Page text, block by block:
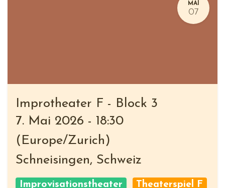
MAI
07
Improtheater F - Block 3
7. Mai 2026 - 18:30
( Europe/Zurich )
Schneisingen, Schweiz
Improvisationstheater Theaterspiel F